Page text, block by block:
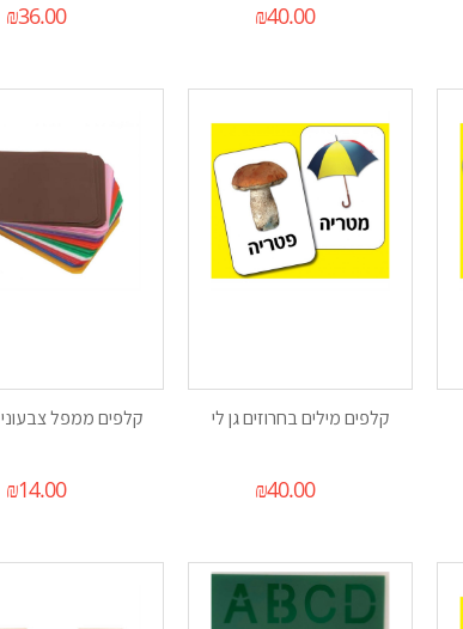
₪40.00
₪36.00
קלפים מילים בחרוזים גן לי
₪40.00
קלפים ממפל צבעוני 70 יח
₪14.00